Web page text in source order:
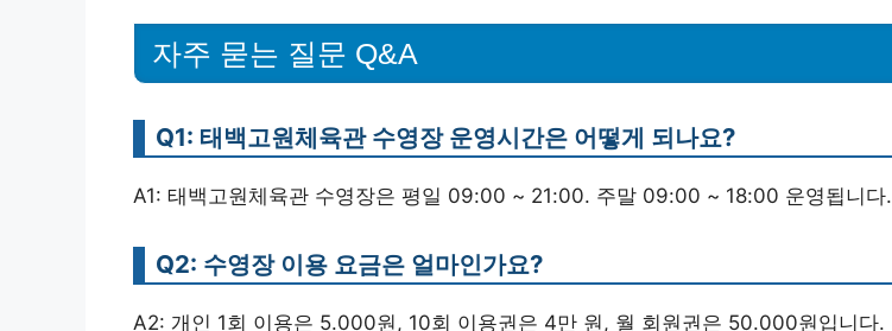
자주 묻는 질문 Q&A
Q1: 태백고원체육관 수영장 운영시간은 어떻게 되나요?
A1: 태백고원체육관 수영장은 평일 09:00 ~ 21:00. 주말 09:00 ~ 18:00 운영됩니다.
Q2: 수영장 이용 요금은 얼마인가요?
A2: 개인 1회 이용은 5.000원, 10회 이용권은 4만 원, 월 회원권은 50.000원입니다.